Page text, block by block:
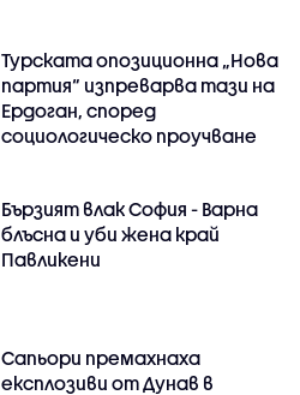
Турската опозиционна „Нова
партия“ изпреварва тази на
Ердоган, според
социологическо проучване
Бързият влак София - Варна
блъсна и уби жена край
Павликени
Сапьори премахнаха
експлозиви от Дунав в